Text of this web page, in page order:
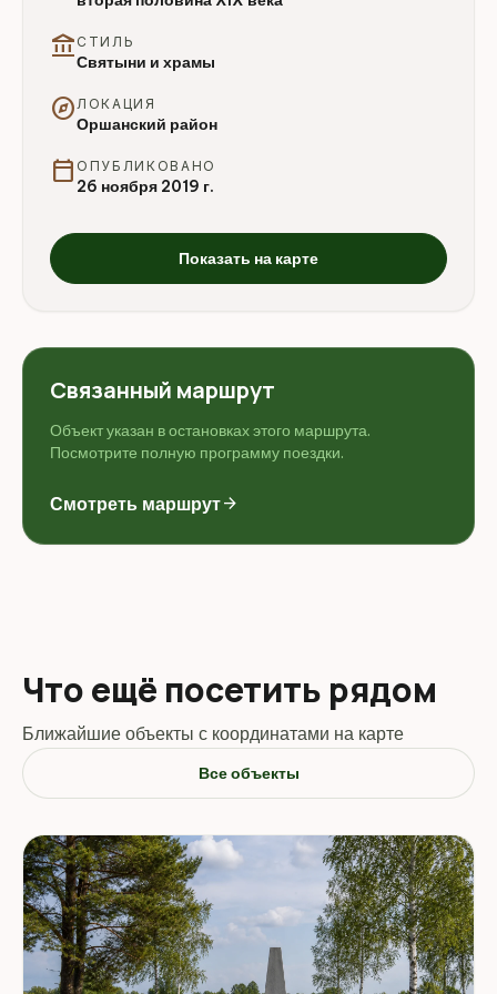
account_balance СТИЛЬ
Святыни и храмы
explore ЛОКАЦИЯ
Оршанский район
calendar_today ОПУБЛИКОВАНО
26 ноября 2019 г.
Показать на карте
Связанный маршрут
Объект указан в остановках этого маршрута.
Посмотрите полную программу поездки.
Смотреть маршрутarrow_forward
Что ещё посетить рядом
Ближайшие объекты с координатами на карте
Все объекты